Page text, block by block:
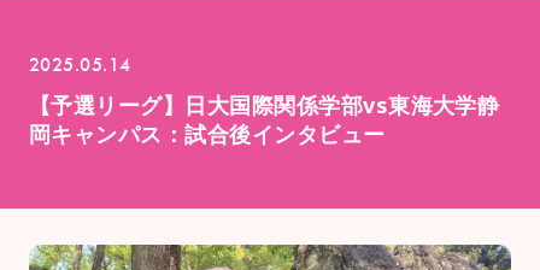
2025.05.14
【予選リーグ】日大国際関係学部vs東海大学静
岡キャンパス：試合後インタビュー